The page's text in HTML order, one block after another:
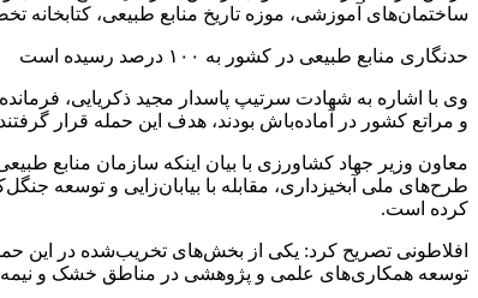
ساختمان‌های آموزشی، موزه تاریخ منابع طبیعی،
حدنگاری منابع طبیعی در کشور به ۱۰۰ درصد رسیده است
وی با اشاره به شهادت سرتیپ پاسدار مجید ذکریایی،
و مراتع کشور در آماده‌باش بودند، هدف این حمله قرار
معاون وزیر جهاد کشاورزی با بیان اینکه سازمان منابع
کرده است.
توسعه همکاری‌های علمی و پژوهشی در مناطق خشک و